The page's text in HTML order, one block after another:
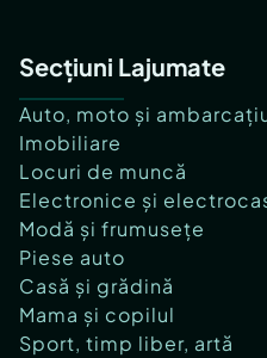
Secțiuni Lajumate
Auto, moto și
Imobiliare
Locuri de muncă
Electronice și
Modă și frumusețe
Piese auto
Casă și grădină
Mama și copilul
Sport, timp liber, artă